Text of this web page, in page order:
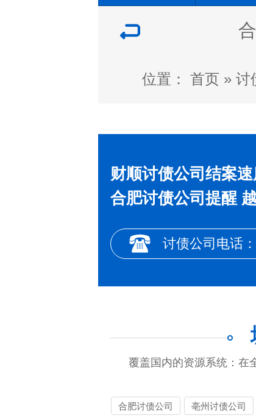
位置： 首页 » 讨
财顺讨债公司结案
合肥讨债公司提醒
讨债公司电话：
覆盖国内的资源系统：在
合肥讨债公司 亳州讨债公司